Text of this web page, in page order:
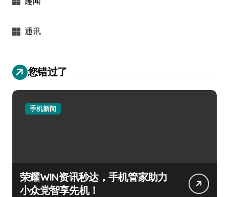
通讯
您错过了
手机新闻
荣耀WIN资讯秒达，手机管家助力
小众党智享先机！